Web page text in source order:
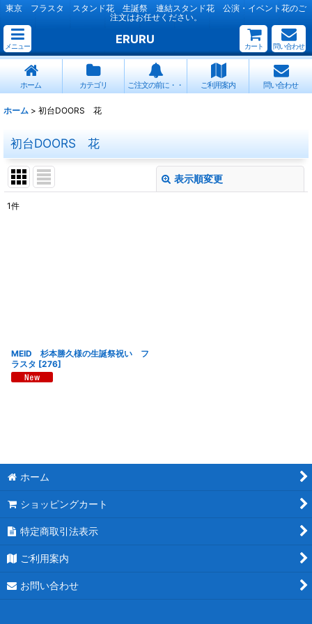
東京 フラスタ スタンド花 生誕祭 連結スタンド花 公演・イベント花のご
注文はお任せください。
メニュー
ERURU
カート 問い合わせ
ホーム カテゴリ ご注文の前に・・ ご利用案内 問い合わせ
ホーム > 初台DOORS 花
初台DOORS 花
表示順変更
1件
MEID 杉本勝久様の生誕祭祝い フ
ラスタ [276]
ホーム
ショッピングカート
特定商取引法表示
ご利用案内
お問い合わせ